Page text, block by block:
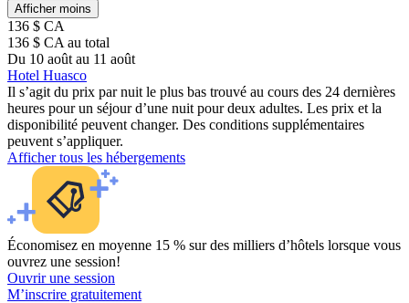
Afficher moins
136 $ CA
136 $ CA au total
Du 10 août au 11 août
Hotel Huasco
Il s’agit du prix par nuit le plus bas trouvé au cours des 24 dernières
heures pour un séjour d’une nuit pour deux adultes. Les prix et la
disponibilité peuvent changer. Des conditions supplémentaires
peuvent s’appliquer.
Afficher tous les hébergements
Économisez en moyenne 15 % sur des milliers d’hôtels lorsque vous
ouvrez une session!
Ouvrir une session
M’inscrire gratuitement